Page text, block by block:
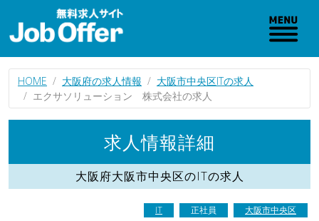
HOME 大阪府の求人情報
大阪市中央区ITの求人
エクサソリューション 株式会社の求人
求人情報詳細
大阪府大阪市中央区のITの求人
IT 正社員 大阪市中央区